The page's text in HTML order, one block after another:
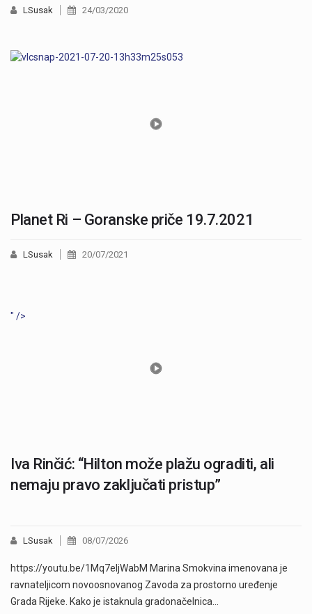
LSusak 24/03/2020
Planet Ri – Goranske priče 19.7.2021
LSusak 20/07/2021
" />
Iva Rinčić: “Hilton može plažu ograditi, ali
nemaju pravo zaključati pristup”
LSusak 08/07/2026
https://youtu.be/1Mq7eljWabM Marina Smokvina imenovana je
ravnateljicom novoosnovanog Zavoda za prostorno uređenje
Grada Rijeke. Kako je istaknula gradonačelnica…